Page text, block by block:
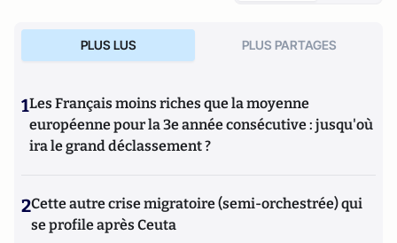
PLUS LUS PLUS PARTAGES
1Les Français moins riches que la moyenne
européenne pour la 3e année consécutive : jusqu'où
ira le grand déclassement ?
2Cette autre crise migratoire (semi-orchestrée) qui
se profile après Ceuta